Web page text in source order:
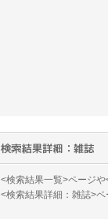
<検索結果一覧>ページ
<検索結果詳細：雑誌>ペ